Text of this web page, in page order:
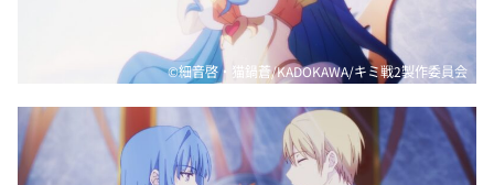
©細音啓・猫鍋蒼/KADOKAWA/キミ戦2製作委員会